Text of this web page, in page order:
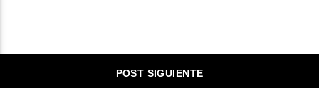
POST SIGUIENTE